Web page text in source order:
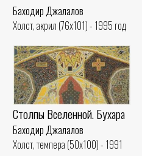
Баходир Джалалов
Холст, акрил (76x101) - 1995 год
Столпы Вселенной. Бухара
Баходир Джалалов
Холст, темпера (50x100) - 1991